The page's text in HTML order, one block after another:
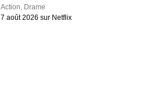
Action, Drame
7 août 2026 sur Netflix